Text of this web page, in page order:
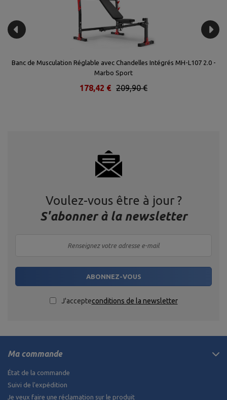
Banc de Musculation Réglable avec Chandelles Intégrés MH-L107 2.0 -
Marbo Sport
209,90 €
178,42 €
Voulez-vous être à jour ?
S'abonner à la newsletter
ABONNEZ-VOUS
J'accepteconditions de la newsletter
Ma commande
État de la commande
Suivi de l'expédition
Je veux faire une réclamation sur le produit